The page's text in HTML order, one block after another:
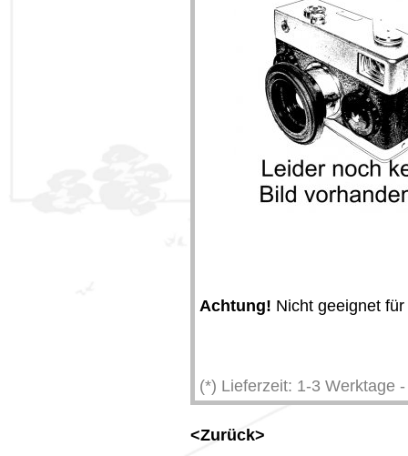
Achtung! Nicht geeignet
(*) Lieferzeit: 1-3 Werktage
<Zurück>